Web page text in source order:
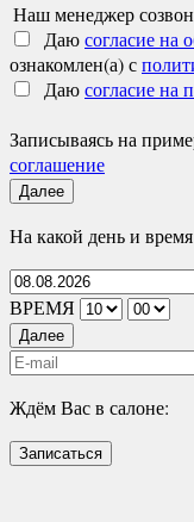
Наш менеджер
Даюсогласие на
ознакомлен(а) с
Даюсогласие на
Записываясь на
соглашение
Далее
На какой день и
ВРЕМЯ
Далее
Ждём Вас в салоне:
Записаться